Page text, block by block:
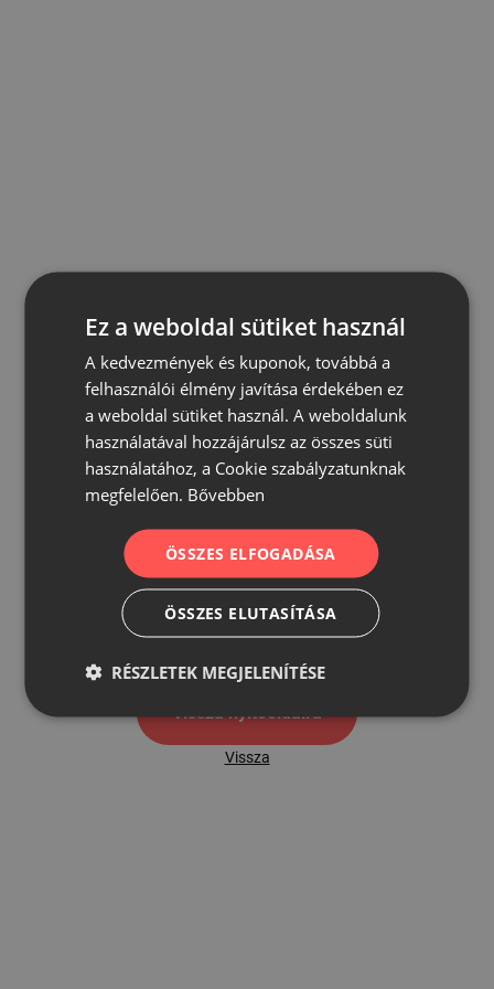
500
Vissza nyítóoldalra
Vissza
Ez a weboldal sütiket használ
A kedvezmények és kuponok, továbbá a
felhasználói élmény javítása érdekében ez
a weboldal sütiket használ. A weboldalunk
használatával hozzájárulsz az összes süti
használatához, a Cookie szabályzatunknak
megfelelően. Bővebben
ÖSSZES ELFOGADÁSA
ÖSSZES ELUTASÍTÁSA
RÉSZLETEK MEGJELENÍTÉSE